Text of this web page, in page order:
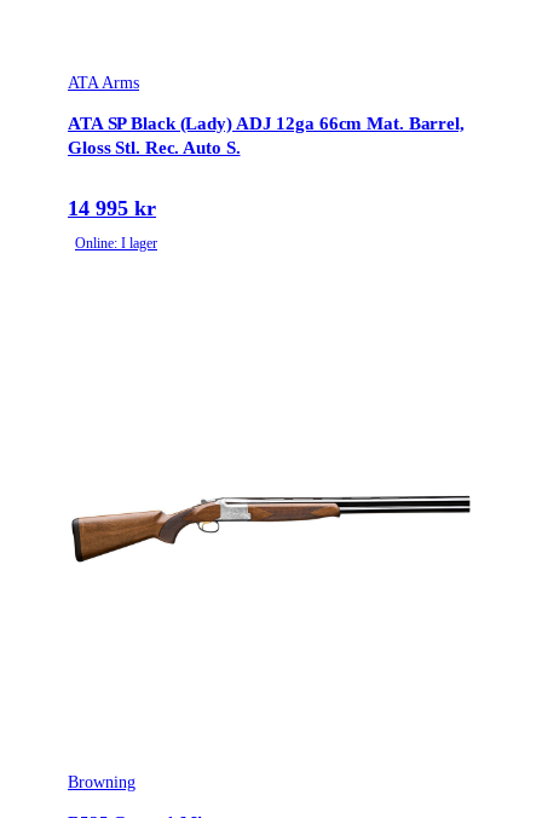
ATA Arms
ATA SP Black (Lady) ADJ 12ga 66cm Mat. Barrel,
Gloss Stl. Rec. Auto S.
14 995 kr
Online: I lager
Browning